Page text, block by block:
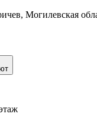
Могилевская